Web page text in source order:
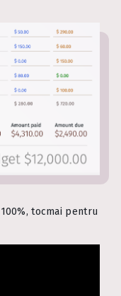
tocmai pentru